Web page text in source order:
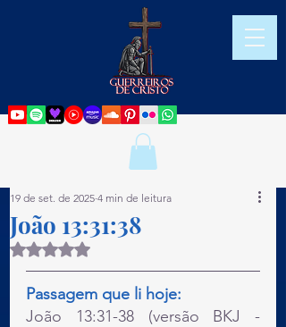
João 13:31:38
19 de set. de 2025 4 min de leitura
Avaliado com NaN de 5 estrelas.
Passagem que li hoje:
João 13:31-38 (versão BKJ -